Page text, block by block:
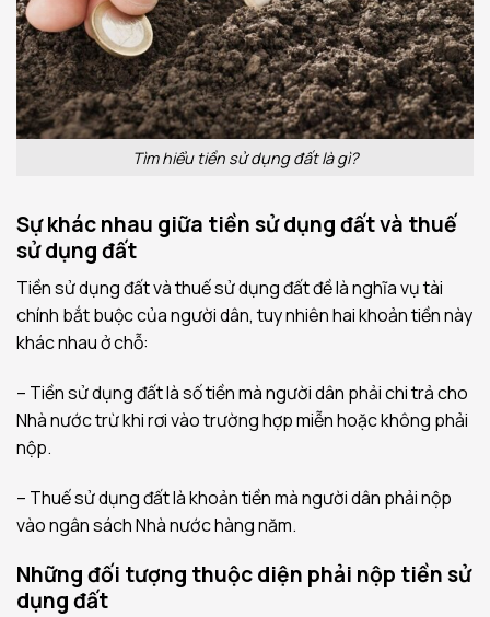
Tìm hiểu tiền sử dụng đất là gì?
Sự khác nhau giữa tiền sử dụng đất và thuế
sử dụng đất
Tiền sử dụng đất và thuế sử dụng đất đề là nghĩa vụ tài
chính bắt buộc của người dân, tuy nhiên hai khoản tiền này
khác nhau ở chỗ:
– Tiền sử dụng đất là số tiền mà người dân phải chi trả cho
Nhà nước trừ khi rơi vào trường hợp miễn hoặc không phải
nộp.
– Thuế sử dụng đất là khoản tiền mà người dân phải nộp
vào ngân sách Nhà nước hàng năm.
Những đối tượng thuộc diện phải nộp tiền sử
dụng đất